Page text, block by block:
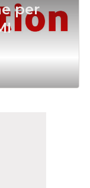
per